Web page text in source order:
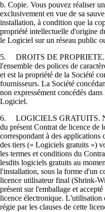
b. Copie. Vous pouvez réaliser
exclusivement en vue de sa
installation, à condition que la
propriété intellectuelle d'origine
le Logiciel sur un réseau public
5. DROITS DE PROPRIETE.
l'ensemble des polices de
et est la propriété de la Société
fournisseurs. La Société
non expressément concédés
Logiciel.
6. LOGICIELS GRATUITS.
du présent Contrat de licence
correspondant à des applications
des tiers (« Logiciels gratuits »)
les termes et conditions du
lesdits logiciels gratuits au
l'installation, sous la forme d'un
licence utilisateur final (Shrink-
présent sur l'emballage et
licence électronique. L'utilisation
régie par les clauses de cette